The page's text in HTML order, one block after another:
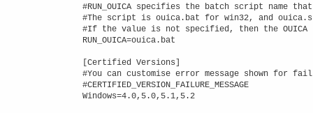
#RUN_OUICA specifies the batch script name
#The script is ouica.bat for win32, and
#If the value is not specified, then the
RUN_OUICA=ouica.bat
[Certified Versions]
#You can customise error message shown for
#CERTIFIED_VERSION_FAILURE_MESSAGE
Windows=4.0,5.0,5.1,5.2